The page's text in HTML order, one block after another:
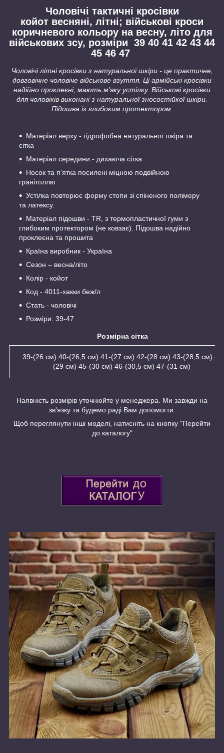
Чоловічі тактичні кросівки
койот весняні, літні; військові кроси
коричневого кольору на весну, літо для
військових зсу, розміри 39 40 41 42 43 44
45 46 47
Чоловічі літні кросівки з натуральної шкіри - це практичне,
довговічне чоловіче військове взуття. Ці армійські кросівки
надійно проклеєні, мають м'яку устілку. Військові кросівки
для чоловіків виконані з натуральної зносостійкої шкіри.
Підошва із глибоким протектором.
Матеріал верху - гідрофобна натуральної шкіра та
сітка
Матеріал середини - дихаюча сітка
Носок та п'ятка посилені міцною подвійною
гранітоллю
Устілка повторює форму стопи зі спіненого полімеру
та латексу.
Матеріал підошви - TR, з термопластичної гуми з
глибоким протектором (не ковзає). Підошва надійно
проклеєна та прошита
Країна виробник - Україна
Сезон – весна/літо
Колір - койот
Код - 4011-хакки беж/л
Стать - чоловічі
Розміри: 39-47
Розмірна сітка
39-(26 см) 40-(26,5 см) 41-(27 см) 42-(28 см) 43-(28,5 см)
(29 см) 45-(30 см) 46-(30,5 см) 47-(31 см)
Наявність розмірів уточнюйте у менеджера. Ми завжди на
зв'язку та будемо раді Вам допомогти.
Щоб переглянути інші моделі, натисніть на кнопку "Перейти
до каталогу"